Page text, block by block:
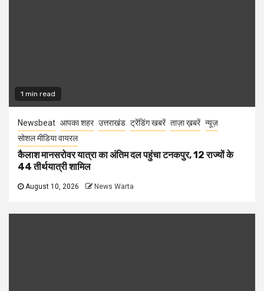
1 min read
Newsbeat आपका शहर उत्तराखंड ट्रेंडिंग खबरें ताज़ा ख़बरें न्यूज़
सोशल मीडिया वायरल
कैलाश मानसरोवर यात्रा का अंतिम दल पहुंचा टनकपुर, 12 राज्यों के
44 तीर्थयात्री शामिल
August 10, 2026 News Warta